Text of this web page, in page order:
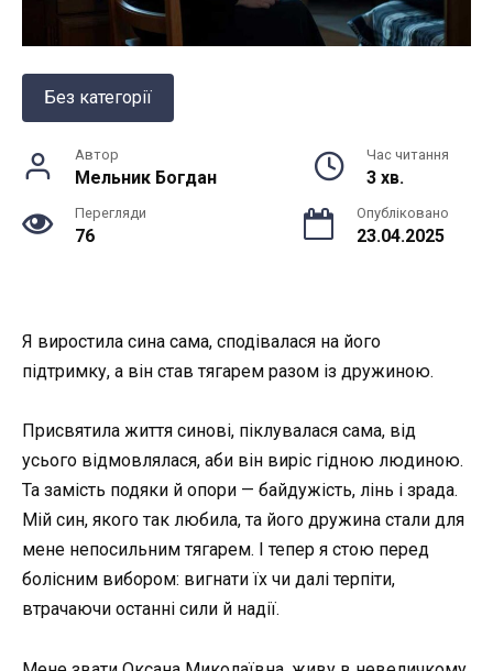
Без категорії
Автор
Мельник Богдан
Час читання
3 хв.
Перегляди
76
Опубліковано
23.04.2025
Я виростила сина сама, сподівалася на його
підтримку, а він став тягарем разом із дружиною.
Присвятила життя синові, піклувалася сама, від
усього відмовлялася, аби він виріс гідною людиною.
Та замість подяки й опори — байдужість, лінь і зрада.
Мій син, якого так любила, та його дружина стали для
мене непосильним тягарем. І тепер я стою перед
болісним вибором: вигнати їх чи далі терпіти,
втрачаючи останні сили й надії.